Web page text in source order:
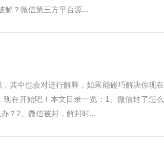
解？微信第三方平台源...
其中也会对进行解释，如果能碰巧解决你现在
在开始吧！本文目录一览：1、微信封了怎么
？2、微信被封，解封时...